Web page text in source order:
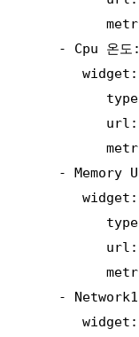
    - Cpu 온도:
       widget:
- Memory
       widget:
-
       widget: